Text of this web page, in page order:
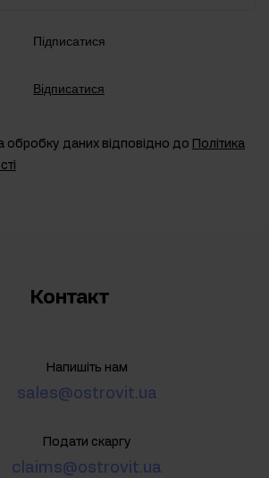
Підписатися
Відписатися
обробку даних відповідно до
Політика
Контакт
Напишіть нам
sales@ostrovit.ua
Подати скаргу
claims@ostrovit.ua